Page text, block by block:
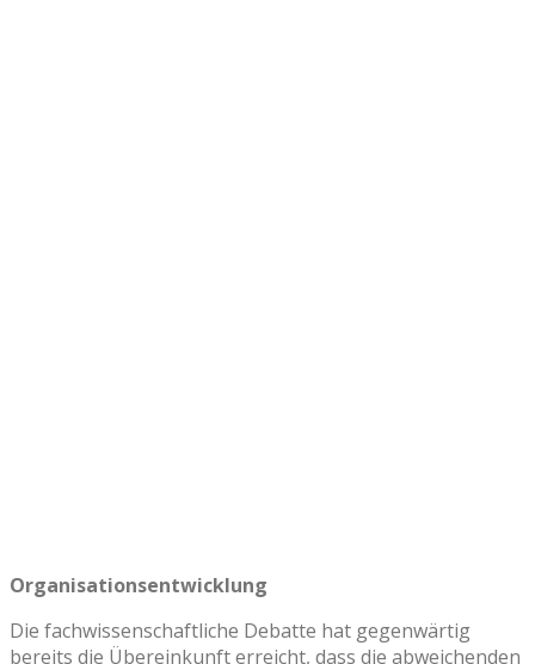
Organisationsentwicklung
Die fachwissenschaftliche Debatte hat gegenwärtig
bereits die Übereinkunft erreicht, dass die abweichenden